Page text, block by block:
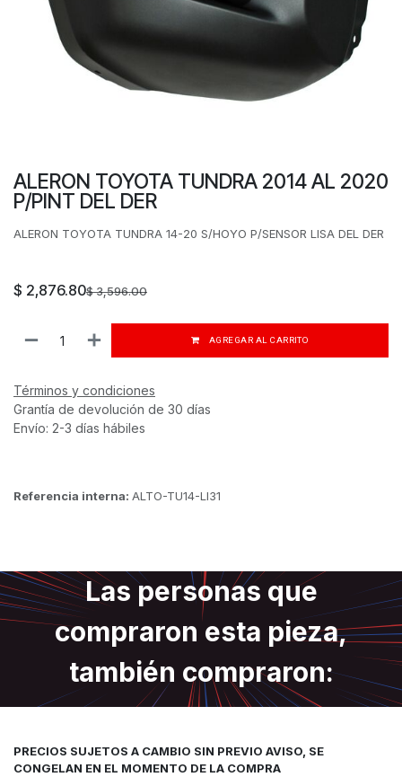
ALERON TOYOTA TUNDRA 2014 AL 2020
P/PINT DEL DER
ALERON TOYOTA TUNDRA 14-20 S/HOYO P/SENSOR LISA DEL DER
$ 2,876.80$3,596.00
AGREGAR AL CARRITO
Términos y condiciones
Grantía de devolución de 30 días
Envío: 2-3 días hábiles
Referencia interna: ALTO-TU14-LI31
Las personas que
compraron esta pieza,
también compraron:
PRECIOS SUJETOS A CAMBIO SIN PREVIO AVISO, SE
CONGELAN EN EL MOMENTO DE LA COMPRA